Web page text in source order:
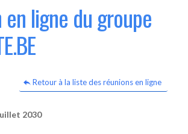
en ligne du groupe
Retour à la liste des réunions en ligne
2030